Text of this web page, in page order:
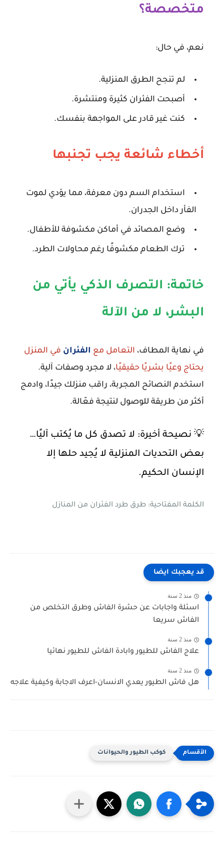
متخصصة؟
نعم، في حال:
لم تنجح الطرق المنزلية.
أصبحت الفئران كثيرة ومنتشرة.
كنت غير قادر على المواجهة بنفسك.
أخطاء شائعة يجب تجنبها
استخدام السم دون معرفة، مما يؤدي لموت
الفأر داخل الجدران.
وضع المصائد في أماكن مكشوفة للأطفال.
ترك الطعام مكشوفًا رغم محاولات الطرد.
خاتمة: التصرف الذكي يأتي من
البشر، لا من الآلة
في نهاية المطاف، التعامل مع الفئران في المنزل
يحتاج وعيًا بشريًا حقيقيًا، لا مجرد وصفات آلية.
استخدم النصائح المجربة، راقب منزلك جيدًا، وادمج
أكثر من طريقة للوصول لنتيجة فعّالة.
💡 نصيحة أخيرة: لا تصدق كل ما يُكتب آليًا…
بعض التحديات المنزلية لا يُجيد حلها إلا
الإنسان الحكيم.
الكلمة المفتاحية: طرق طرد الفئران من المنازل
قد يعجبك ايضا
منذ 2 سنة
اسئلة واجابات عن حشرة الفاش وطرق التخلص من
الفاش سريعا
منذ 2 سنة
علاج الفاش للطيور وابادة الفاش للطيور نهائيا
منذ 2 سنة
هل فاش الطيور يعدي الانسان-اعرف الاجابة وكيفية علاجه
كوكب الطيور والحيوانات